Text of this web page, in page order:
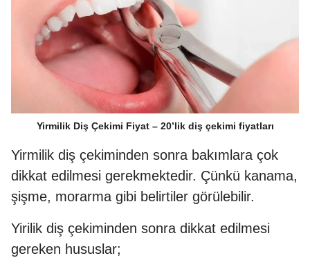
Yirmilik Diş Çekimi Fiyat – 20’lik diş çekimi fiyatları
Yirmilik diş çekiminden sonra bakımlara çok
dikkat edilmesi gerekmektedir. Çünkü kanama,
şişme, morarma gibi belirtiler görülebilir.
Yirilik diş çekiminden sonra dikkat edilmesi
gereken hususlar;